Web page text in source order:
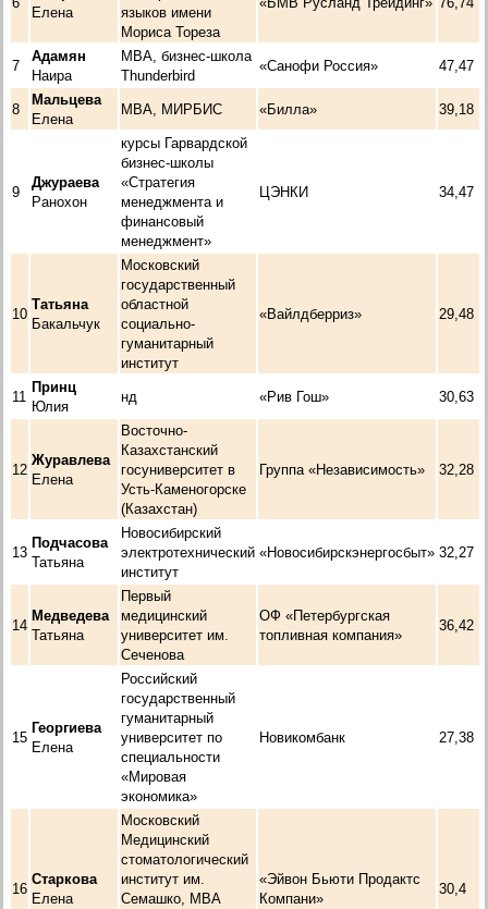
Елена
языков имени
Мориса Тореза
7
Адамян
Наира
MBA, бизнес-школа
Thunderbird
«Санофи Россия» 47,47
8
Мальцева
Елена
MBA, МИРБИС «Билла» 39,18
9
Джураева
Ранохон
курсы Гарвардской
бизнес-школы
«Стратегия
менеджмента и
финансовый
менеджмент»
ЦЭНКИ 34,47
10
Татьяна
Бакальчук
Московский
государственный
областной
социально-
гуманитарный
институт
«Вайлдберриз» 29,48
11
Принц
Юлия
нд «Рив Гош» 30,63
12
Журавлева
Елена
Восточно-
Казахстанский
госуниверситет в
Усть-Каменогорске
(Казахстан)
Группа «Независимость» 32,28
13
Подчасова
Татьяна
Новосибирский
электротехнический
институт
«Новосибирскэнергосбыт» 32,27
14
Медведева
Татьяна
Первый
медицинский
университет им.
Сеченова
ОФ «Петербургская
топливная компания»
36,42
15
Георгиева
Елена
Российский
государственный
гуманитарный
университет по
специальности
«Мировая
экономика»
Новикомбанк 27,38
16
Старкова
Елена
Московский
Медицинский
стоматологический
институт им.
Семашко, МВА
«Эйвон Бьюти Продактс
Компани»
30,4